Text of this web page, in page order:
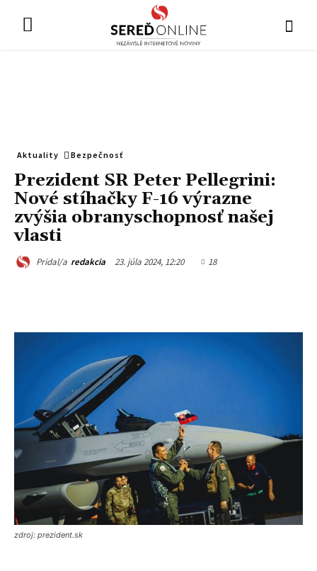
Aktuality Bezpečnosť
Prezident SR Peter Pellegrini:
Nové stíhačky F-16 výrazne
zvýšia obranyschopnosť našej
vlasti
Pridal/a redakcia 23. júla 2024, 12:20 18
zdroj: prezident.sk